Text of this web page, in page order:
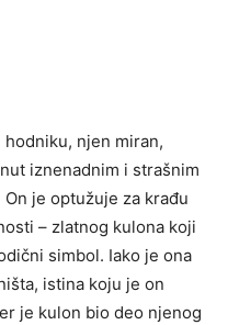
njen miran,
iznenadnim i strašnim
je optužuje za krađu
– zlatnog kulona koji
simbol. Iako je ona
istina koju je on
je kulon bio deo njenog